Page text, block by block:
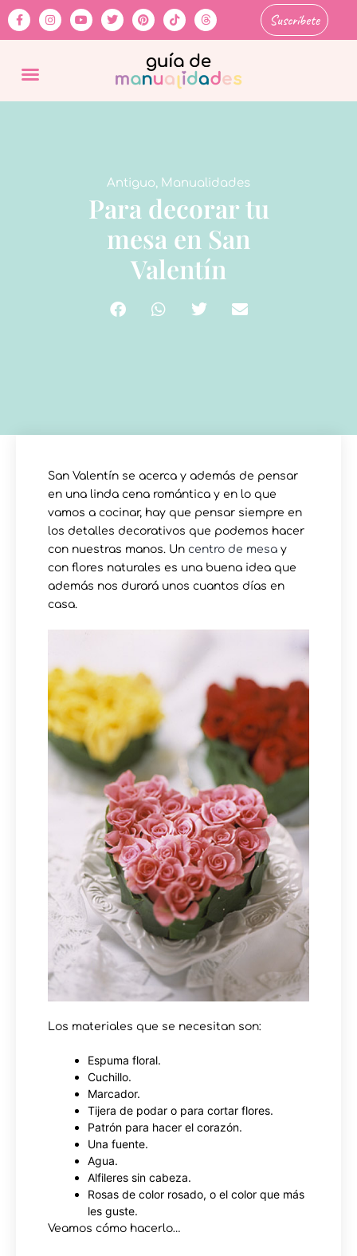
Suscríbete
Antiguo, Manualidades
Para decorar tu
mesa en San
Valentín
San Valentín se acerca y además de pensar
en una linda cena romántica y en lo que
vamos a cocinar, hay que pensar siempre en
los detalles decorativos que podemos hacer
con nuestras manos. Un centro de mesa y
con flores naturales es una buena idea que
además nos durará unos cuantos días en
casa.
Los materiales que se necesitan son:
Espuma floral.
Cuchillo.
Marcador.
Tijera de podar o para cortar flores.
Patrón para hacer el corazón.
Una fuente.
Agua.
Alfileres sin cabeza.
Rosas de color rosado, o el color que más
les guste.
Veamos cómo hacerlo…